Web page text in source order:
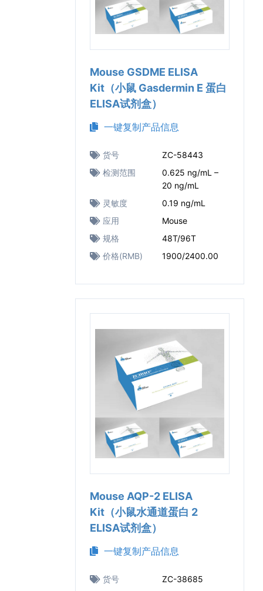
Mouse GSDME ELISA
Kit（小鼠 Gasdermin E 蛋白
ELISA试剂盒）
一键复制产品信息
货号
ZC-58443
检测范围
0.625 ng/mL –
20 ng/mL
灵敏度
0.19 ng/mL
应用
Mouse
规格
48T/96T
价格(RMB)
1900/2400.00
Mouse AQP-2 ELISA
Kit（小鼠水通道蛋白 2
ELISA试剂盒）
一键复制产品信息
货号
ZC-38685